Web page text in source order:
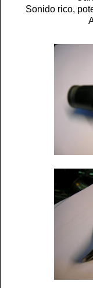
Sonido rico,